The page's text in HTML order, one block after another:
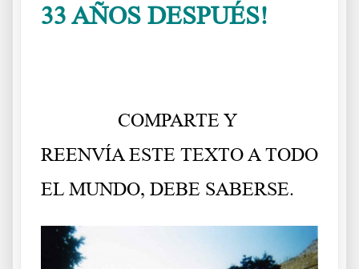
33 AÑOS DESPUÉS!
COMPARTE Y
REENVÍA ESTE TEXTO A TODO
EL MUNDO, DEBE SABERSE.